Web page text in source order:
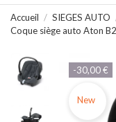
Accueil SIEGES AUTO
Coque siège auto Aton
-30,00 €
New